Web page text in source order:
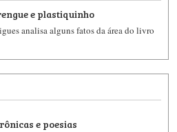
e plastiquinho
analisa alguns fatos da área do livro
e poesias